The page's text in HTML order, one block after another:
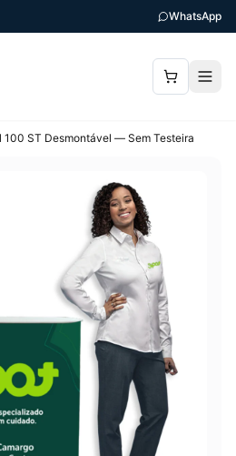
WhatsApp
100 ST Desmontável — Sem Testeira